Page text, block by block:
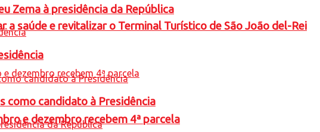
a saúde e revitalizar o Terminal Turístico de São João del-Rei
e dezembro recebem 4ª parcela
Zema à presidência da República
como candidato à Presidência